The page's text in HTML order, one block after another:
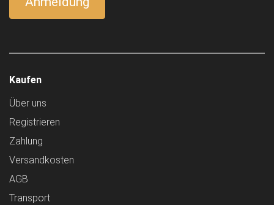
Kaufen
Über uns
Registrieren
Zahlung
Versandkosten
AGB
Transport